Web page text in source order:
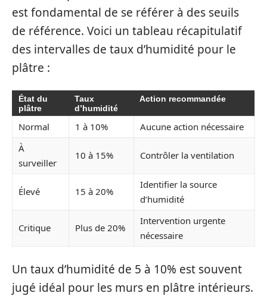
est fondamental de se référer à des seuils
de référence. Voici un tableau récapitulatif
des intervalles de taux d’humidité pour le
plâtre :
État du
plâtre
Taux
d’humidité
Action recommandée
Normal 1 à 10%
Aucune action nécessaire
À
surveiller
10 à 15% Contrôler la ventilation
Élevé 15 à 20%
Identifier la source
d’humidité
Critique Plus de 20%
Intervention urgente
nécessaire
Un taux d’humidité de 5 à 10% est souvent
jugé idéal pour les murs en plâtre intérieurs.